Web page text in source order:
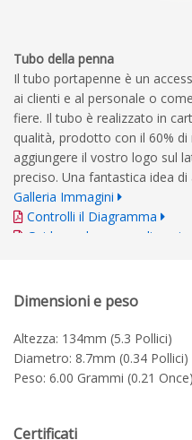
Tubo della penna
Il tubo portapenne è un
ai clienti e al personale o
fiere. Il tubo è realizzato in
qualità, prodotto con il 60%
aggiungere il vostro logo sul
preciso. Una fantastica idea
Galleria Immagini
Controlli il Diagramma
Guida per la
Dimensioni e peso
Altezza: 134mm (5.3 Pollici)
Diametro: 8.7mm (0.34 Pollici)
Peso: 6.00 Grammi (0.21 Once)
Certificati